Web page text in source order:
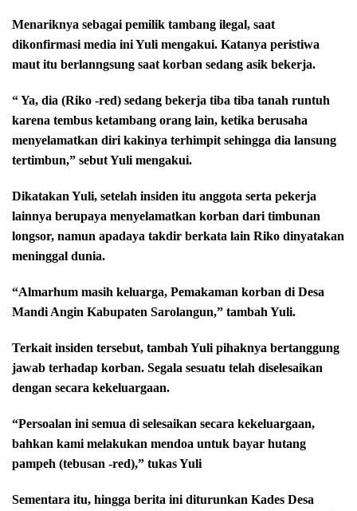
Menariknya sebagai pemilik tambang ilegal, saat
dikonfirmasi media ini Yuli mengakui. Katanya peristiwa
maut itu berlanngsung saat korban sedang asik bekerja.
“ Ya, dia (Riko -red) sedang bekerja tiba tiba tanah runtuh
karena tembus ketambang orang lain, ketika berusaha
menyelamatkan diri kakinya terhimpit sehingga dia lansung
tertimbun,” sebut Yuli mengakui.
Dikatakan Yuli, setelah insiden itu anggota serta pekerja
lainnya berupaya menyelamatkan korban dari timbunan
longsor, namun apadaya takdir berkata lain Riko dinyatakan
meninggal dunia.
“Almarhum masih keluarga, Pemakaman korban di Desa
Mandi Angin Kabupaten Sarolangun,” tambah Yuli.
Terkait insiden tersebut, tambah Yuli pihaknya bertanggung
jawab terhadap korban. Segala sesuatu telah diselesaikan
dengan secara kekeluargaan.
“Persoalan ini semua di selesaikan secara kekeluargaan,
bahkan kami melakukan mendoa untuk bayar hutang
pampeh (tebusan -red),” tukas Yuli
Sementara itu, hingga berita ini diturunkan Kades Desa